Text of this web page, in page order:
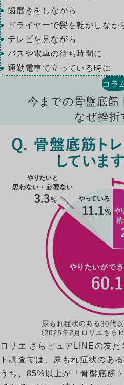
歯磨きをしながら
ドライヤーで髪を乾かしなが
テレビを見ながら
バスや電車の待ち時間に
通勤電車で立っている時に
04
コラ
今までの骨盤底筋
なぜ挫折
ロリエ さらピュアLINEの友
ト調査では、尿もれ症状のあ
うち、85%以上が「骨盤底筋